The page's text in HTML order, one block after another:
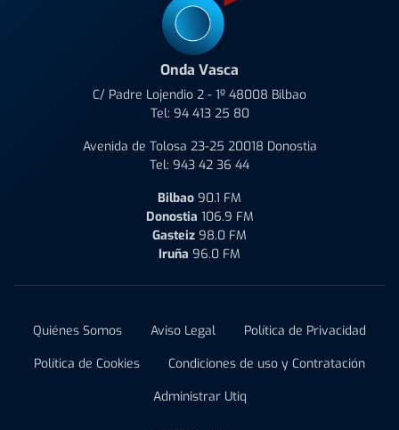
Onda Vasca
C/ Padre Lojendio 2 - 1º 48008 Bilbao
Tel: 94 413 25 80
Avenida de Tolosa 23-25 20018 Donostia
Tel: 943 42 36 44
Bilbao 90.1 FM
Donostia 106.9 FM
Gasteiz 98.0 FM
Iruña 96.0 FM
Quiénes Somos Aviso Legal
Política de Privacidad
Política de Cookies
Condiciones de uso y Contratación
Administrar Utiq